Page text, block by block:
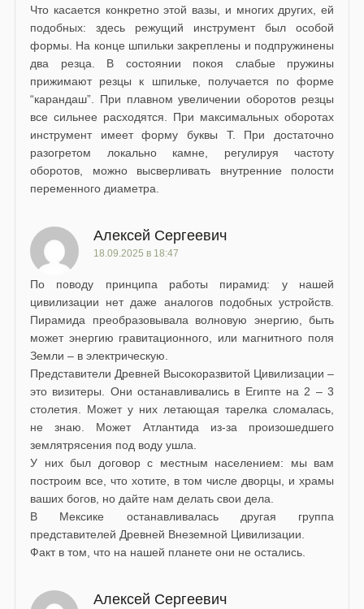
Что касается конкретно этой вазы, и многих других, ей
подобных: здесь режущий инструмент был особой
формы. На конце шпильки закреплены и подпружинены
два резца. В состоянии покоя слабые пружины
прижимают резцы к шпильке, получается по форме
“карандаш”. При плавном увеличении оборотов резцы
все сильнее расходятся. При максимальных оборотах
инструмент имеет форму буквы Т. При достаточно
разогретом локально камне, регулируя частоту
оборотов, можно высверливать внутренние полости
переменного диаметра.
Алексей Сергеевич
18.09.2025 в 18:47
По поводу принципа работы пирамид: у нашей
цивилизации нет даже аналогов подобных устройств.
Пирамида преобразовывала волновую энергию, быть
может энергию гравитационного, или магнитного поля
Земли – в электрическую.
Представители Древней Высокоразвитой Цивилизации –
это визитеры. Они останавливались в Египте на 2 – 3
столетия. Может у них летающая тарелка сломалась,
не знаю. Может Атлантида из-за произошедшего
землятрясения под воду ушла.
У них был договор с местным населением: мы вам
построим все, что хотите, в том числе дворцы, и храмы
ваших богов, но дайте нам делать свои дела.
В Мексике останавливалась другая группа
представителей Древней Внеземной Цивилизации.
Факт в том, что на нашей планете они не остались.
Алексей Сергеевич